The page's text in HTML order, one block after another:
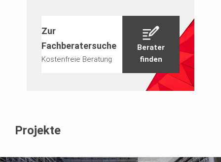
Zur
Fachberatersuche
Kostenfreie Beratung
Berater
finden
Projekte